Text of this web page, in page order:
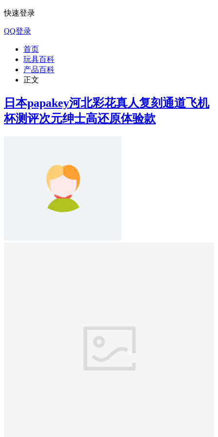
快速登录
QQ登录
首页
玩具百科
产品百科
正文
日本papakey河北彩花真人复刻通道飞机
杯测评次元绅士高还原体验款